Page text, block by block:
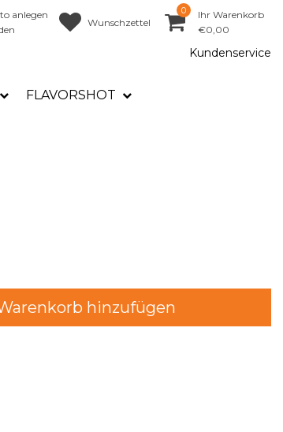
anlegen
Wunschzettel
0
Ihr Warenkorb
€0,00
Kundenservice
FLAVORSHOT
hinzufügen